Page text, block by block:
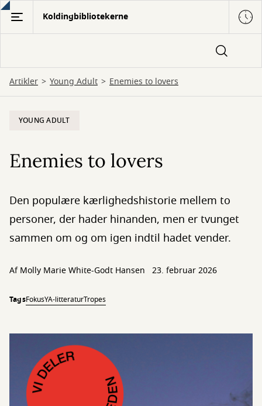
Gå
hovedindhold
Koldingbibliotekerne
Artikler Young Adult Enemies to lovers
YOUNG ADULT
Enemies to lovers
Den populære kærlighedshistorie mellem to
personer, der hader hinanden, men er tvunget
sammen om og om igen indtil hadet vender.
Af Molly Marie White-Godt Hansen 23. februar 2026
TagsFokusYA-litteraturTropes